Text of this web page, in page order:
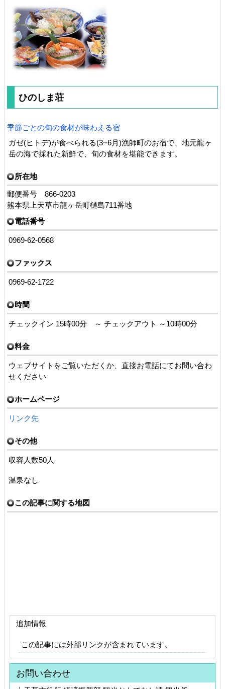
ひのしま荘
季節ごとの旬の食材が味わえる宿
ガゼ(ヒトデ)が食べられる(3~6月)漁師町のお宿で、地元龍ヶ
岳の海で採れた新鮮で、旬の食材を堪能できます。
所在地
郵便番号 866-0203
熊本県上天草市龍ヶ岳町樋島711番地
電話番号
0969-62-0568
ファックス
0969-62-1722
時間
チェックイン 15時00分 ～ チェックアウト ～10時00分
料金
ウェブサイトをご覧いただくか、直接お電話にてお問い合わ
せください
ホームページ
リンク先
その他
収容人数50人
温泉なし
この記事に関する地図
追加情報
この記事には外部リンクが含まれています。
お問い合わせ